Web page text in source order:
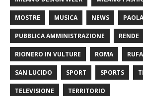
MOSTRE MUSICA NEWS PAOLA
PUBBLICA AMMINISTRAZIONE RENDE
RIONERO IN VULTURE ROMA RUFA
SAN LUCIDO SPORT SPORTS
TELEVISIONE TERRITORIO